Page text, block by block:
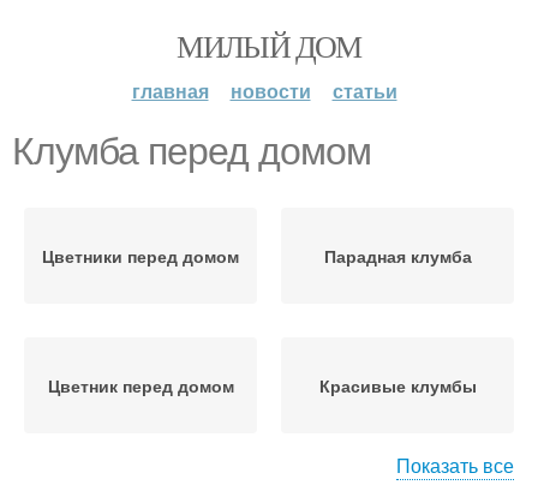
МИЛЫЙ ДОМ
главная новости статьи
Клумба перед домом
Цветники перед домом Парадная клумба
Цветник перед домом Красивые клумбы
Показать все